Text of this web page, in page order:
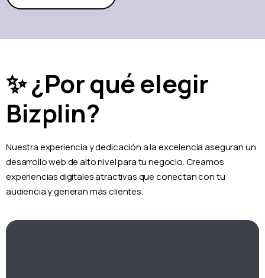
✨ ¿Por qué elegir
Bizplin?
Nuestra experiencia y dedicación a la excelencia aseguran un
desarrollo web de alto nivel para tu negocio. Creamos
experiencias digitales atractivas que conectan con tu
audiencia y generan más clientes.